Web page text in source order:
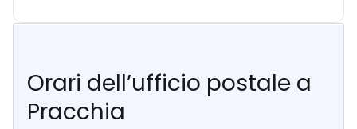
Orari dell’ufficio postale a
Pracchia